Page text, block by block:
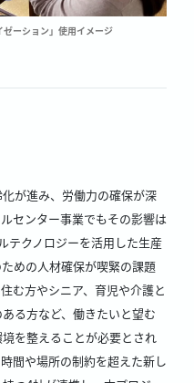
ゼーション」使用イメージ
が進み、労働力の確保が深
センター事業でもその影響は
テクノロジーを活用した生産
めの人材確保が喫緊の課題
む方やシニア、育児や介護と
る方など、働きたいと望む
を整えることが必要とされ
間や場所の制約を超えた新し